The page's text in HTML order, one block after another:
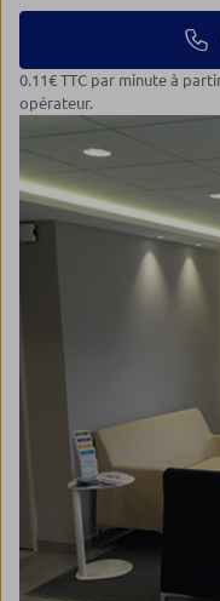
0.11€ TTC par minute à partir d'un poste fixe, hors surcoût selon
opérateur.